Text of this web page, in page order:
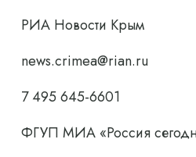
РИА Новости Крым
news.crimea@rian.ru
7 495 645-6601
ФГУП МИА «Россия